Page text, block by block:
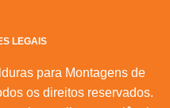
LEGAIS
para Montagens de
os direitos reservados.